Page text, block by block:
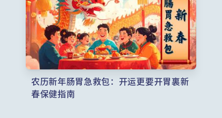
农历新年肠胃急救包：开运更要开胃裏新
春保健指南